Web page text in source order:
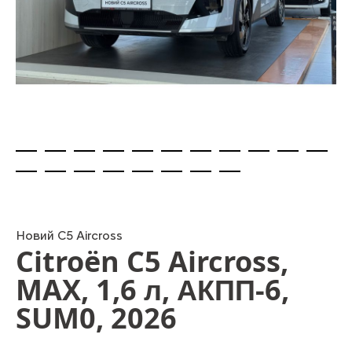
beginning
of
the
images
gallery
Новий C5 Aircross
Citroën C5 Aircross,
MAX, 1,6 л, АКПП-6,
SUM0, 2026